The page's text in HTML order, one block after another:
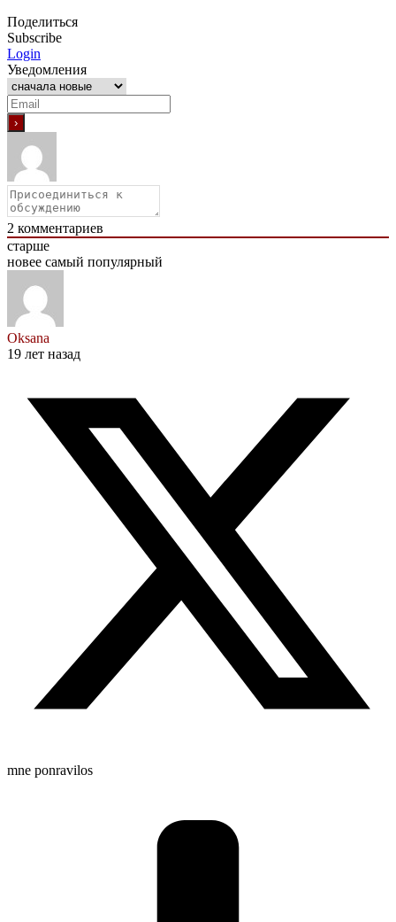
Поделиться
Subscribe
Login
Уведомления
2 комментариев
старше
новее самый популярный
Oksana
19 лет назад
mne ponravilos